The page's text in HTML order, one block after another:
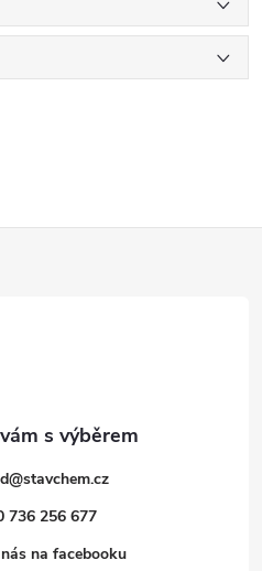
@stavchem.cz
736 256 677
na facebooku